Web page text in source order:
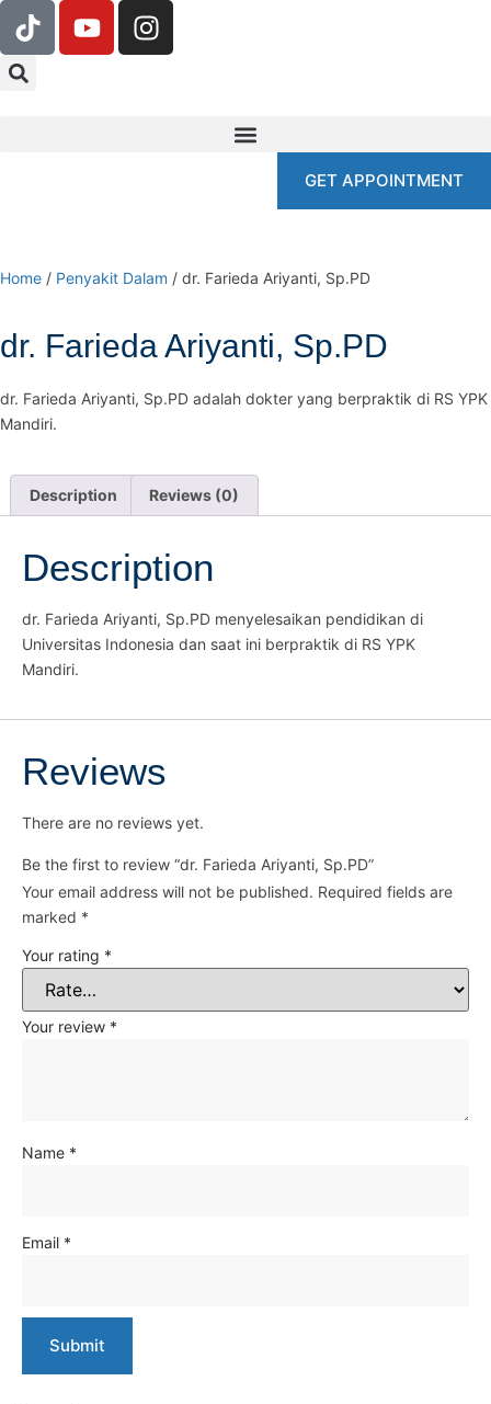
GET APPOINTMENT
Home / Penyakit Dalam / dr. Farieda Ariyanti, Sp.PD
dr. Farieda Ariyanti, Sp.PD
dr. Farieda Ariyanti, Sp.PD adalah dokter yang berpraktik di RS YPK
Mandiri.
Description Reviews (0)
Description
dr. Farieda Ariyanti, Sp.PD menyelesaikan pendidikan di
Universitas Indonesia dan saat ini berpraktik di RS YPK
Mandiri.
Reviews
There are no reviews yet.
Be the first to review “dr. Farieda Ariyanti, Sp.PD”
Your email address will not be published. Required fields are
marked *
Your rating *
Your review *
Name *
Email *